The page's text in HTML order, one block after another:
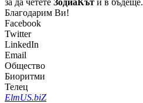
за да четете ЗодиаКът и в бъдеще.
Благодарим Ви!
Facebook
Twitter
LinkedIn
Email
Общество
Биоритми
Телец
ElmUS.biZ